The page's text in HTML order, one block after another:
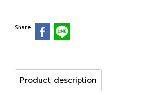
Share
Product description